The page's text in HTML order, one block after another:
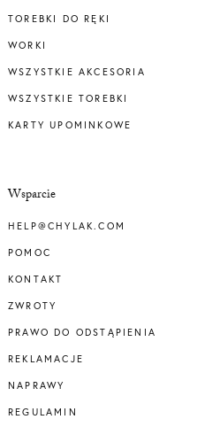
TOREBKI DO RĘKI
WORKI
WSZYSTKIE AKCESORIA
WSZYSTKIE TOREBKI
KARTY UPOMINKOWE
Wsparcie
HELP@CHYLAK.COM
POMOC
KONTAKT
ZWROTY
PRAWO DO ODSTĄPIENIA
REKLAMACJE
NAPRAWY
REGULAMIN